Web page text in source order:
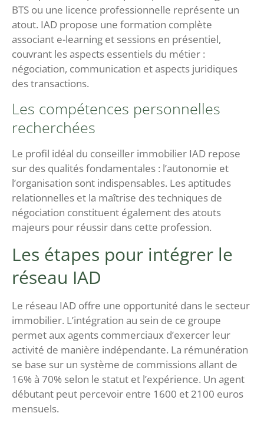
BTS ou une licence professionnelle représente un
atout. IAD propose une formation complète
associant e-learning et sessions en présentiel,
couvrant les aspects essentiels du métier :
négociation, communication et aspects juridiques
des transactions.
Les compétences personnelles
recherchées
Le profil idéal du conseiller immobilier IAD repose
sur des qualités fondamentales : l’autonomie et
l’organisation sont indispensables. Les aptitudes
relationnelles et la maîtrise des techniques de
négociation constituent également des atouts
majeurs pour réussir dans cette profession.
Les étapes pour intégrer le
réseau IAD
Le réseau IAD offre une opportunité dans le secteur
immobilier. L’intégration au sein de ce groupe
permet aux agents commerciaux d’exercer leur
activité de manière indépendante. La rémunération
se base sur un système de commissions allant de
16% à 70% selon le statut et l’expérience. Un agent
débutant peut percevoir entre 1600 et 2100 euros
mensuels.